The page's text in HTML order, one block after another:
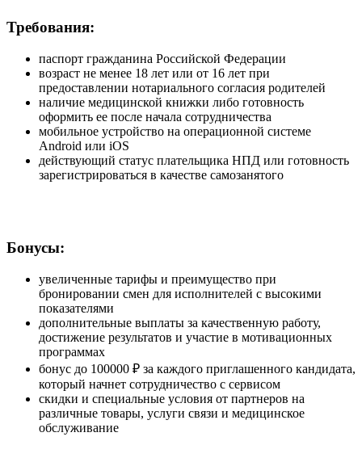
Требования:
паспорт гражданина Российской Федерации
возраст не менее 18 лет или от 16 лет при
предоставлении нотариального согласия родителей
наличие медицинской книжки либо готовность
оформить ее после начала сотрудничества
мобильное устройство на операционной системе
Android или iOS
действующий статус плательщика НПД или готовность
зарегистрироваться в качестве самозанятого
Бонусы:
увеличенные тарифы и преимущество при
бронировании смен для исполнителей с высокими
показателями
дополнительные выплаты за качественную работу,
достижение результатов и участие в мотивационных
программах
бонус до 100000 ₽ за каждого приглашенного кандидата,
который начнет сотрудничество с сервисом
скидки и специальные условия от партнеров на
различные товары, услуги связи и медицинское
обслуживание